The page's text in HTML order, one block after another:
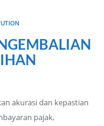
akurasi dan kepastian
pajak,